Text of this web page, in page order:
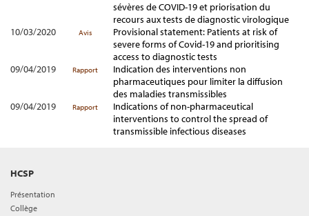
sévères de COVID-19 et priorisation du
recours aux tests de diagnostic virologique
10/03/2020
Avis
Provisional statement: Patients at risk of
severe forms of Covid-19 and prioritising
access to diagnostic tests
09/04/2019
Rapport
Indication des interventions non
pharmaceutiques pour limiter la diffusion
des maladies transmissibles
09/04/2019
Rapport
Indications of non-pharmaceutical
interventions to control the spread of
transmissible infectious diseases
HCSP
Présentation
Collège